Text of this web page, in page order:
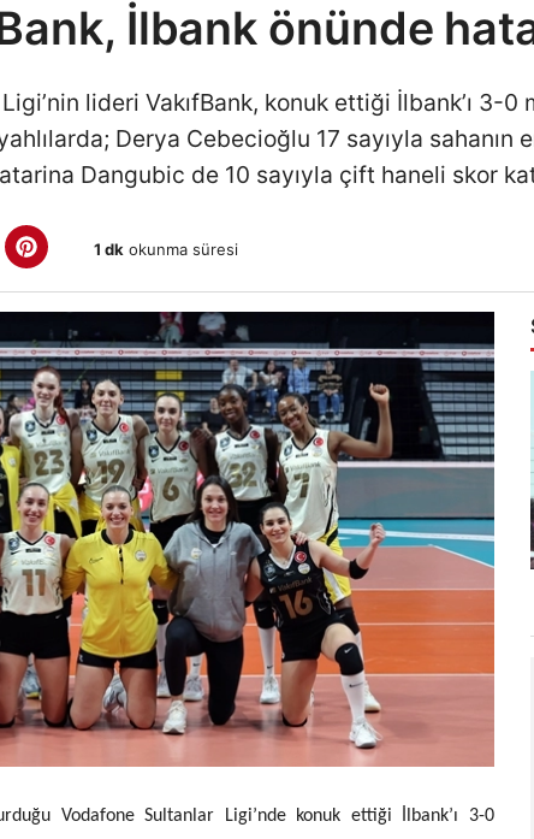
İlbank önünde
lideri VakıfBank, konuk ettiği İlbank’ı 3-
Derya Cebecioğlu 17 sayıyla sahanın
Dangubic de 10 sayıyla çift haneli skor
1 dk okunma süresi
Vodafone Sultanlar Ligi’nde konuk ettiği İlbank’ı 3-0